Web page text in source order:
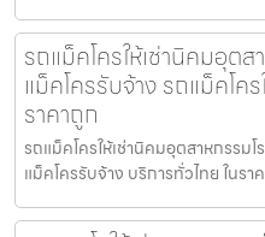
รถแม็คโครให้เช่านิคมอุต
แม็คโครรับจ้าง รถแม็คโค
ราคาถูก
รถแม็คโครให้เช่านิคมอุตสาหกรรมโ
แม็คโครรับจ้าง บริการทั่วไทย ในร